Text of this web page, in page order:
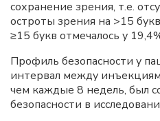
сохранение зрения, т.е.
остроты зрения на >15
≥15 букв отмечалось у
Профиль безопасности у
интервал между
чем каждые 8 недель, был
безопасности в